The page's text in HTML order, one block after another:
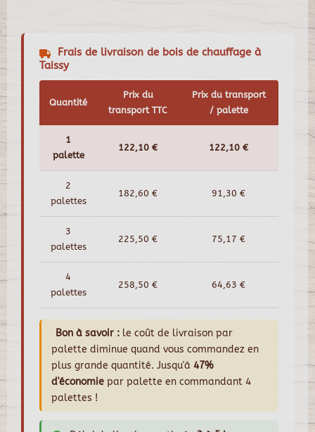
Frais de livraison de bois de chauffage à
Taissy
Quantité
Prix du
transport TTC
Prix du transport
/ palette
1
palette
122,10 € 122,10 €
2
palettes
182,60 € 91,30 €
3
palettes
225,50 € 75,17 €
4
palettes
258,50 € 64,63 €
Bon à savoir : le coût de livraison par
palette diminue quand vous commandez en
plus grande quantité. Jusqu'à 47%
d'économie par palette en commandant 4
palettes !